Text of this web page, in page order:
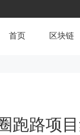
首页 区块链
跑路项